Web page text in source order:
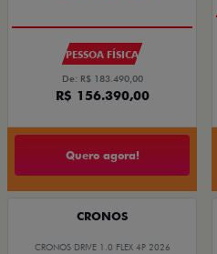
PESSOA FÍSICA
De: R$ 183.490,00
R$ 156.390,00
Quero agora!
CRONOS
CRONOS DRIVE 1.0 FLEX 4P 2026